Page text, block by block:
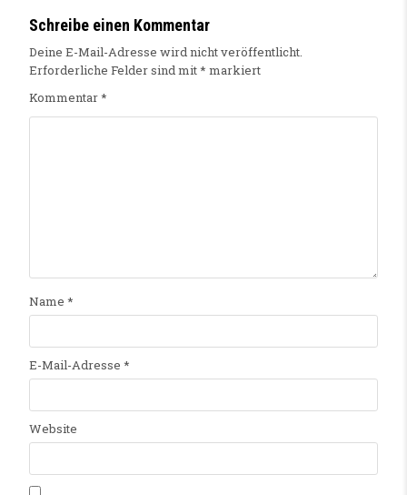
Schreibe einen Kommentar
Deine E-Mail-Adresse wird nicht veröffentlicht.
Erforderliche Felder sind mit* markiert
Kommentar*
Name *
E-Mail-Adresse *
Website